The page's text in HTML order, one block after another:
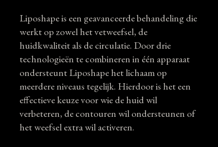
Liposhape is een geavanceerde behandeling die
werkt op zowel het vetweefsel, de
huidkwaliteit als de circulatie. Door drie
technologieën te combineren in één apparaat
ondersteunt Liposhape het lichaam op
meerdere niveaus tegelijk. Hierdoor is het een
effectieve keuze voor wie de huid wil
verbeteren, de contouren wil ondersteunen of
het weefsel extra wil activeren.